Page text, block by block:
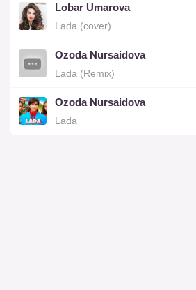
Lobar Umarova
Lada (cover)
Ozoda Nursaidova
Lada (Remix)
Ozoda Nursaidova
Lada